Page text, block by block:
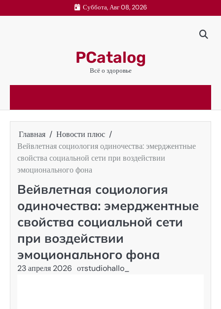
к
Суббота, Авг 08, 2026
PCatalog
Всё о здоровье
Главная
Новости плюс
Вейвлетная социология одиночества: эмерджентные
свойства социальной сети при воздействии
эмоционального фона
Вейвлетная социология
одиночества: эмерджентные
свойства социальной сети
при воздействии
эмоционального фона
23 апреля 2026 отstudiohallo_